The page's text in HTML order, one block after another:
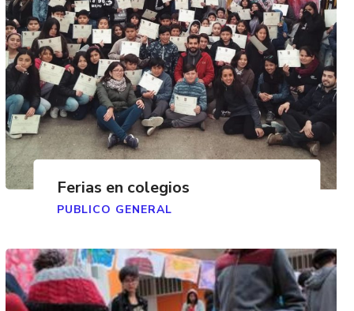
Ferias en colegios
PUBLICO GENERAL